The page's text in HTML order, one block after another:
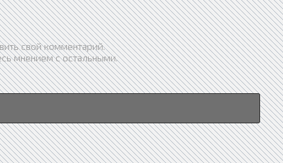
свой комментарий.
мнением с остальными.